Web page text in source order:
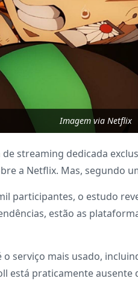
Imagem via Netflix
streaming dedicada
a Netflix. Mas, segundo
participantes, o estudo
estão as
o serviço mais usado,
está praticamente ausente